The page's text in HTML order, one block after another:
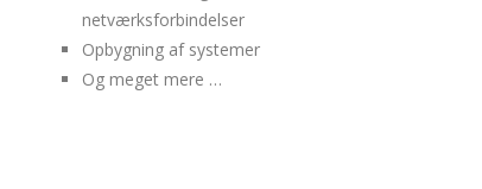
netværksforbindelser
Opbygning af systemer
Og meget mere …